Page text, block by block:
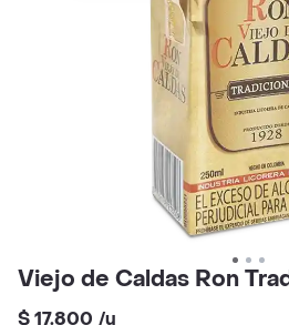
Viejo de Caldas Ron
$ 17.800 /u